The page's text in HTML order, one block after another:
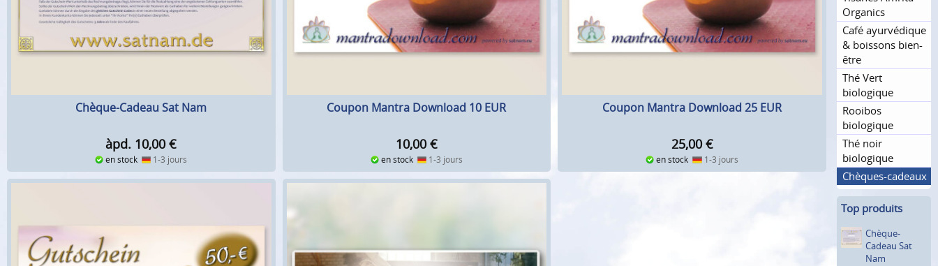
Chèque-Cadeau Sat Nam
àpd. 10,00 €
en stock 1-3 jours
Coupon Mantra Download 10 EUR
10,00 €
en stock 1-3 jours
Coupon Mantra Download 25 EUR
25,00 €
en stock 1-3 jours
Organics
Café ayurvédique
& boissons bien-
être
Thé Vert
biologique
Rooibos
biologique
Thé noir
biologique
Chèques-cadeaux
Top produits
Chèque-
Cadeau Sat
Nam